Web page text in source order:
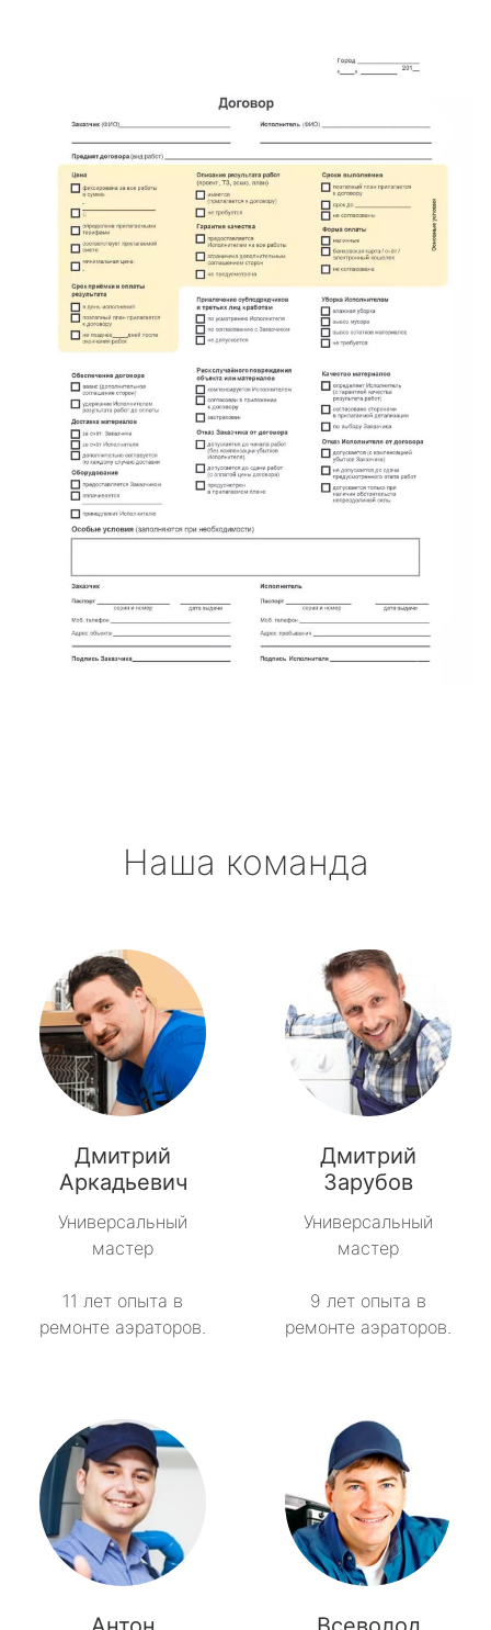
Наша команда
Дмитрий
Аркадьевич
Универсальный
мастер
11 лет опыта в
ремонте аэраторов.
Дмитрий
Зарубов
Универсальный
мастер
9 лет опыта в
ремонте аэраторов.